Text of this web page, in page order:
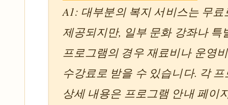
A1: 대부분의 복지 서비스는 무료
제공되지만, 일부 문화 강좌나 특
프로그램의 경우 재료비나 운영
수강료로 받을 수 있습니다. 각
상세 내용은 프로그램 안내 페이